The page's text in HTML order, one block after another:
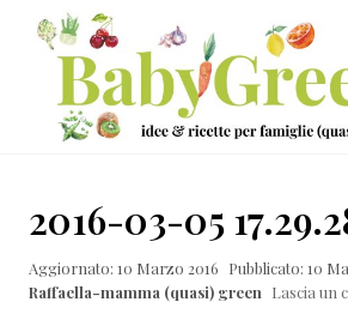
Menu
Passa
contenuto
principale
Passa
laterale
primaria
Passa
ricette
per
2016-03-05
Aggiornato: 10 Marzo 2016 Pubblicato: 10
Raffaella-mamma (quasi) green Lascia un